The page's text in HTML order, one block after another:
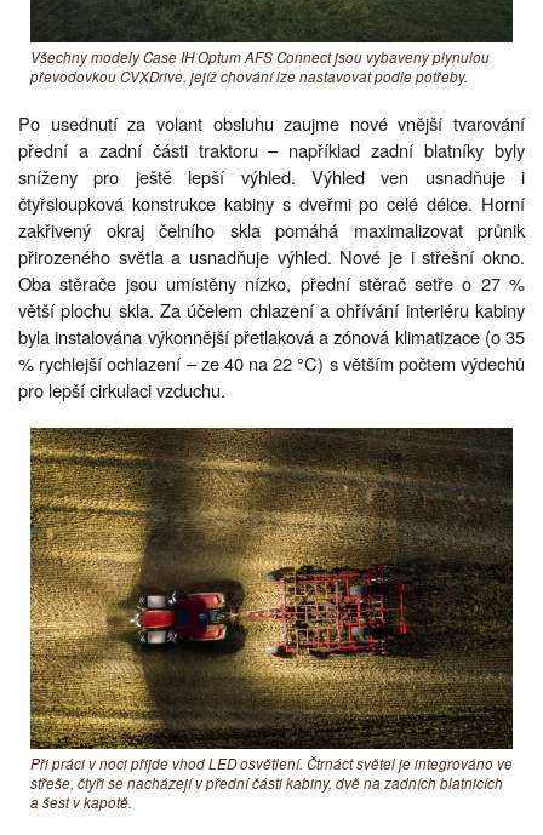
Všechny modely Case IH Optum AFS Connect jsou vybaveny plynulou
převodovkou CVXDrive, jejíž chování lze nastavovat podle potřeby.
Po usednutí za volant obsluhu zaujme nové vnější tvarování
přední a zadní části traktoru – například zadní blatníky byly
sníženy pro ještě lepší výhled. Výhled ven usnadňuje i
čtyřsloupková konstrukce kabiny s dveřmi po celé délce. Horní
zakřivený okraj čelního skla pomáhá maximalizovat průnik
přirozeného světla a usnadňuje výhled. Nové je i střešní okno.
Oba stěrače jsou umístěny nízko, přední stěrač setře o 27 %
větší plochu skla. Za účelem chlazení a ohřívání interiéru kabiny
byla instalována výkonnější přetlaková a zónová klimatizace (o 35
% rychlejší ochlazení – ze 40 na 22 °C) s větším počtem výdechů
pro lepší cirkulaci vzduchu.
Při práci v noci přijde vhod LED osvětlení. Čtrnáct světel je integrováno ve
střeše, čtyři se nacházejí v přední části kabiny, dvě na zadních blatnicích
a šest v kapotě.